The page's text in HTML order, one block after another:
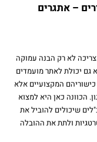
– אתגרים
לא רק הבנה עמוקה
גם יכולת לאתר מועמדים
המקצועיים אלא
הכוונה כאן היא למצוא
שיכולים להוביל את
ולתת את ההובלה